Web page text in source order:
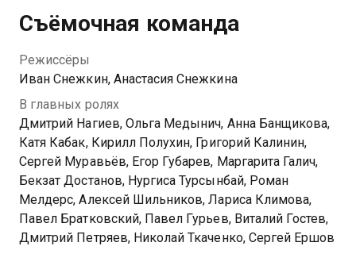
Съёмочная команда
Режиссёры
Иван Снежкин, Анастасия Снежкина
В главных ролях
Дмитрий Нагиев, Ольга Медынич, Анна Банщикова,
Катя Кабак, Кирилл Полухин, Григорий Калинин,
Сергей Муравьёв, Егор Губарев, Маргарита Галич,
Бекзат Достанов, Нургиса Турсынбай, Роман
Мелдерс, Алексей Шильников, Лариса Климова,
Павел Братковский, Павел Гурьев, Виталий Гостев,
Дмитрий Петряев, Николай Ткаченко, Сергей Ершов